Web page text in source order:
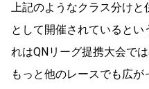
上記のようなクラス分けと
として開催されていると
れはQNリーグ提携大会で
もっと他のレースでも広が